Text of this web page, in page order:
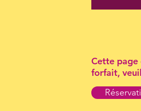
Cette page
forfait,